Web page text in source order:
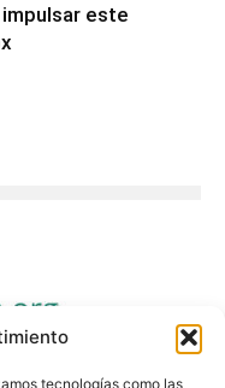
tecnologías como las
este